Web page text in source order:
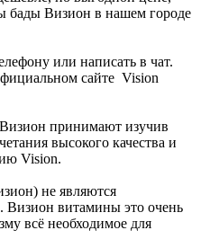
бады Визион в нашем городе
или написать в чат.
сайте Vision
принимают изучив
высокого качества и
Vision.
не являются
Визион витамины это очень
всё необходимое для